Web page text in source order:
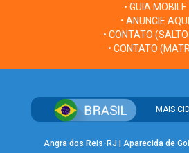
• GUIA MOBILE
• ANUNCIE AQUI
• CONTATO
• CONTATO
MAIS
Angra dos Reis-RJ | Aparecida de